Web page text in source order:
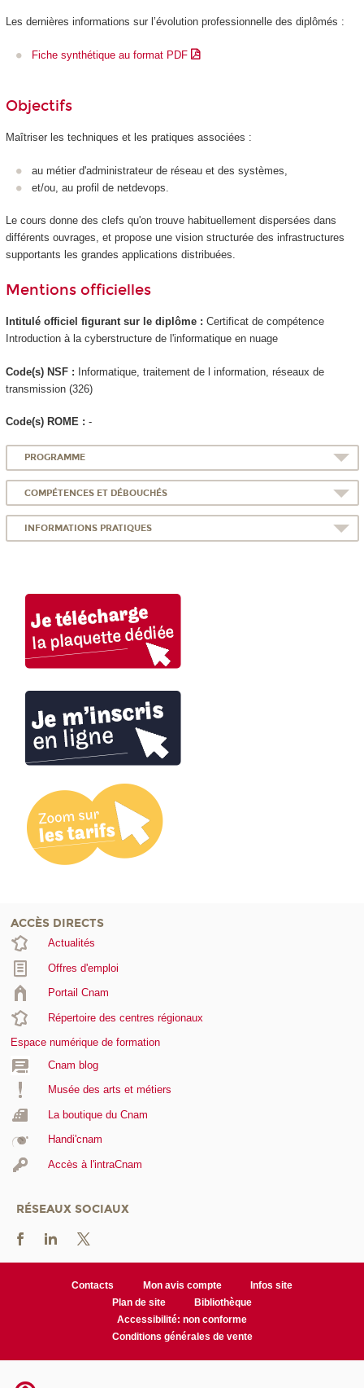
Les dernières informations sur l’évolution professionnelle des diplômés :
Fiche synthétique au format PDF
Objectifs
Maîtriser les techniques et les pratiques associées :
au métier d'administrateur de réseau et des systèmes,
et/ou, au profil de netdevops.
Le cours donne des clefs qu'on trouve habituellement dispersées dans
différents ouvrages, et propose une vision structurée des infrastructures
supportants les grandes applications distribuées.
Mentions officielles
Intitulé officiel figurant sur le diplôme : Certificat de compétence
Introduction à la cyberstructure de l'informatique en nuage
Code(s) NSF : Informatique, traitement de l information, réseaux de
transmission (326)
Code(s) ROME : -
PROGRAMME
COMPÉTENCES ET DÉBOUCHÉS
INFORMATIONS PRATIQUES
ACCÈS DIRECTS
Actualités
Offres d'emploi
Portail Cnam
Répertoire des centres régionaux
Espace numérique de formation
Cnam blog
Musée des arts et métiers
La boutique du Cnam
Handi'cnam
Accès à l'intraCnam
RÉSEAUX SOCIAUX
Contacts Mon avis compte
Infos site
Plan de site
Bibliothèque
Accessibilité: non conforme
Conditions générales de vente